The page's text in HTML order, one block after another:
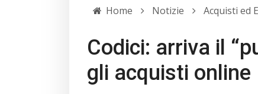
Home Notizie Acquisti ed
Codici: arriva il
gli acquisti online